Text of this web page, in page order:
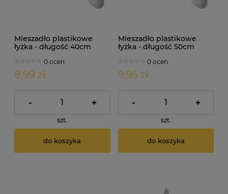
Mieszadło plastikowe
łyżka - długość 40cm
0 ocen
8,99 zł
- +
szt.
do koszyka
Mieszadło plastikowe
łyżka - długość 50cm
0 ocen
9,95 zł
- +
szt.
do koszyka